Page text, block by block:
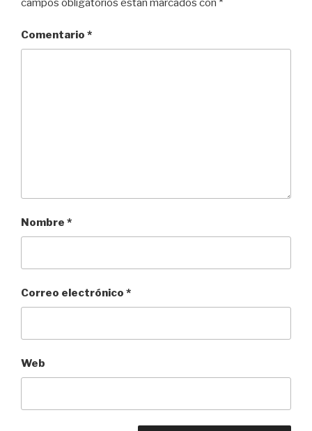
campos obligatorios están marcados con *
Comentario *
Nombre *
Correo electrónico *
Web